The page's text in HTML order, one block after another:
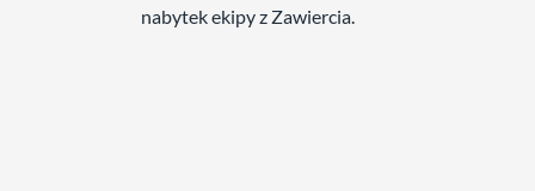
nabytek ekipy z Zawiercia.